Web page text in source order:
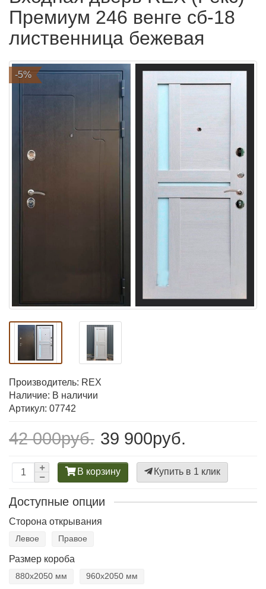
Премиум 246 венге сб-18
лиственница бежевая
-5%
Производитель: REX
Наличие: В наличии
Артикул: 07742
42 000руб. 39 900руб.
В корзину Купить в 1 клик
Доступные опции
Сторона открывания
Левое Правое
Размер короба
880х2050 мм 960х2050 мм